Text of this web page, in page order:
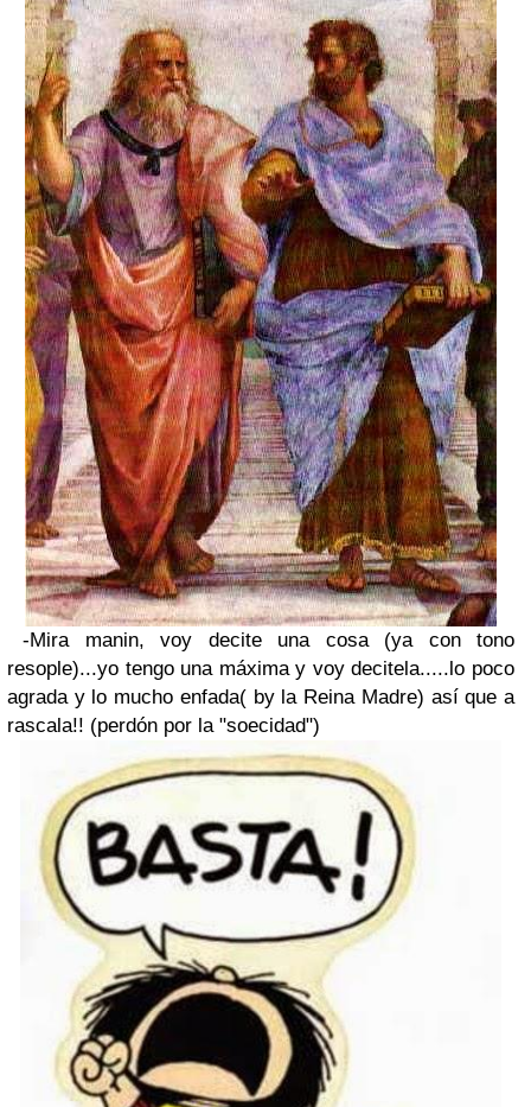
-Mira manin, voy decite una cosa (ya con tono
resople)...yo tengo una máxima y voy decitela.....lo poco
agrada y lo mucho enfada( by la Reina Madre) así que a
rascala!! (perdón por la "soecidad")